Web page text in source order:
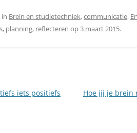
Brein en studietechniek,communicatie,
, planning, reflecteren op3 maart 2015.
iets positiefs
Hoe jij je brein